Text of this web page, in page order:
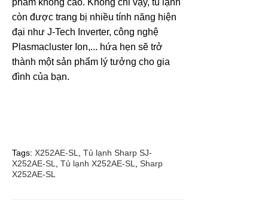
phẩm không cao. Không chỉ vậy, tủ lạnh
còn được trang bị nhiều tính năng hiện
đại như J-Tech Inverter, công nghệ
Plasmacluster Ion,... hứa hẹn sẽ trở
thành một sản phẩm lý tưởng cho gia
đình của bạn.
Tags: X252AE-SL, Tủ lạnh Sharp SJ-
X252AE-SL, Tủ lạnh X252AE-SL, Sharp
X252AE-SL